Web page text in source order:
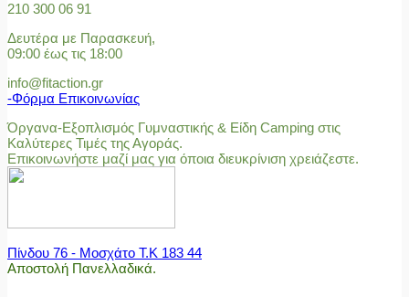
210 300 06 91
Δευτέρα με Παρασκευή,
09:00 έως τις 18:00
info@fitaction.gr
-Φόρμα Επικοινωνίας
Όργανα-Εξοπλισμός Γυμναστικής & Είδη Camping στις
Καλύτερες Τιμές της Αγοράς.
Επικοινωνήστε μαζί μας για όποια διευκρίνιση χρειάζεστε.
Πίνδου 76 - Μοσχάτο Τ.Κ 183 44
Αποστολή Πανελλαδικά.